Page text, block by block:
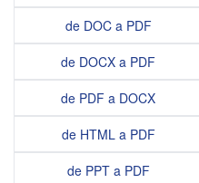
de DOC a PDF
de DOCX a PDF
de PDF a DOCX
de HTML a PDF
de PPT a PDF